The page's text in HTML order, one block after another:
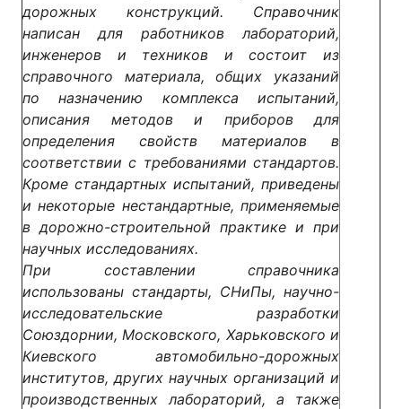
дорожных конструкций. Справочник
написан для работников лабораторий,
инженеров и техников и состоит из
справочного материала, общих указаний
по назначению комплекса испытаний,
описания методов и приборов для
определения свойств материалов в
соответствии с требованиями стандартов.
Кроме стандартных испытаний, приведены
и некоторые нестандартные, применяемые
в дорожно-строительной практике и при
научных исследованиях.
При составлении справочника
использованы стандарты, СНиПы, научно-
исследовательские разработки
Союздорнии, Московского, Харьковского и
Киевского автомобильно-дорожных
институтов, других научных организаций и
производственных лабораторий, а также